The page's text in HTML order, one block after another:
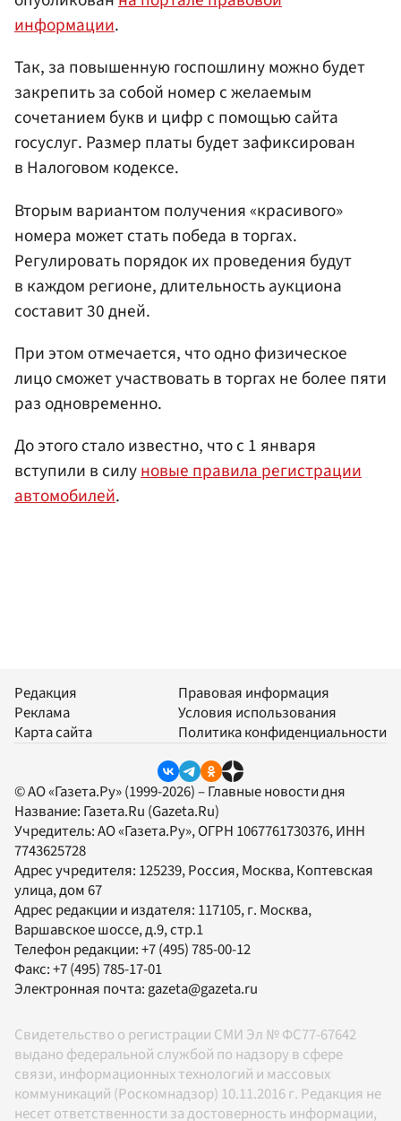
информации.
Так, за повышенную госпошлину можно будет
закрепить за собой номер с желаемым
сочетанием букв и цифр с помощью сайта
госуслуг. Размер платы будет зафиксирован
в Налоговом кодексе.
Вторым вариантом получения «красивого»
номера может стать победа в торгах.
Регулировать порядок их проведения будут
в каждом регионе, длительность аукциона
составит 30 дней.
При этом отмечается, что одно физическое
лицо сможет участвовать в торгах не более пяти
раз одновременно.
До этого стало известно, что с 1 января
вступили в силуновые правила регистрации
автомобилей.
Редакция
Реклама
Карта сайта
Правовая информация
Условия использования
Политика конфиденциальности
© АО «Газета.Ру» (1999-2026) – Главные новости дня
Название: Газета.Ru (Gazeta.Ru)
Учредитель:АО «Газета.Ру», ОГРН 1067761730376, ИНН
7743625728
Адрес учредителя: 125239, Россия, Москва, Коптевская
улица, дом 67
Адрес редакции и издателя: 117105, г. Москва,
Варшавское шоссе, д.9, стр.1
Телефон редакции:+7 (495) 785-00-12
Факс:+7 (495) 785-17-01
Электронная почта:gazeta@gazeta.ru
Свидетельство о регистрации СМИ Эл № ФС77-67642
выдано федеральной службой по надзору в сфере
связи, информационных технологий и массовых
коммуникаций (Роскомнадзор) 10.11.2016 г. Редакция не
несет ответственности за достоверность информации,